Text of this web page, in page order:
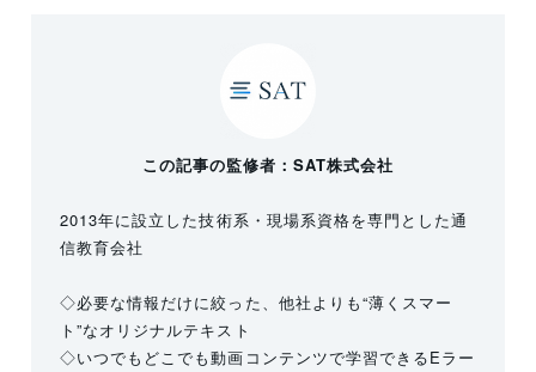
この記事の監修者：SAT株式会社
2013年に設立した技術系・現場系資格を専門とした通
信教育会社
◇必要な情報だけに絞った、他社よりも“薄くスマー
ト”なオリジナルテキスト
◇いつでもどこでも動画コンテンツで学習できるEラー